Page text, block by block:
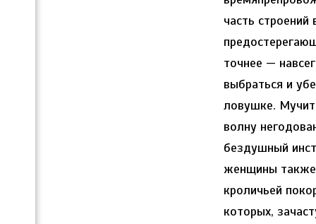
часть
точнее —
выбраться и
ловушке.
волну
бездушный
женщины также
кроличьей
которых,